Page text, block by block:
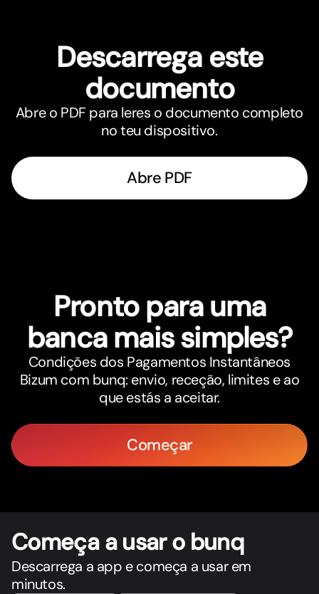
Descarrega este
documento
Abre o PDF para leres o documento completo
no teu dispositivo.
Abre PDF
Pronto para uma
banca mais simples?
Condições dos Pagamentos Instantâneos
Bizum com bunq: envio, receção, limites e ao
que estás a aceitar.
Começar
Começa a usar o bunq
Descarrega a app e começa a usar em
minutos.